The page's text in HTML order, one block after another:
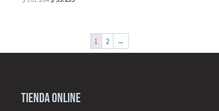
$ 55.235.
1 2 →
Tienda online